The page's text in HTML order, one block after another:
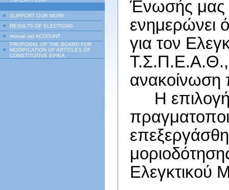
SUPPORT OUR WORK
RESULTS OF ELECTIONS
mutual aid ACCOUNT
PROPOSAL OF THE BOARD FOR
MODIFICATION OF ARTICLES OF
CONSTITUTIVE EPIEA
Ένωσής μας
ενημερώνει
για τον
Τ.Σ.Π.Ε.Α.Θ.,
Η
Ελεγκτικού